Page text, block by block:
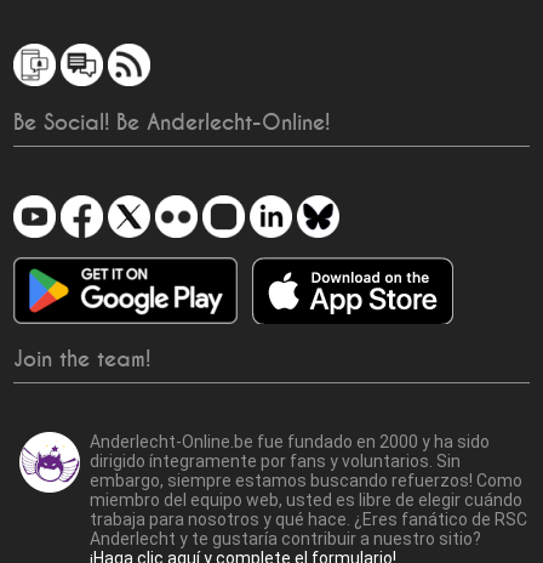
Be Social! Be Anderlecht-Online!
Join the team!
Anderlecht-Online.be fue fundado en 2000 y ha sido
dirigido íntegramente por fans y voluntarios. Sin
embargo, siempre estamos buscando refuerzos! Como
miembro del equipo web, usted es libre de elegir cuándo
trabaja para nosotros y qué hace. ¿Eres fanático de RSC
Anderlecht y te gustaría contribuir a nuestro sitio?
¡Haga clic aquí y complete el formulario!